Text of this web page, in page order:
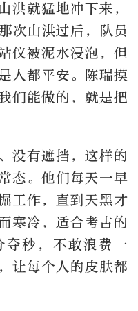
洪就猛地冲下来，
次山洪过后，队员
仪被泥水浸泡，但
人都平安。陈瑞摸
们能做的，就是把
没有遮挡，这样的
态。他们每天一早
工作，直到天黑才
寒冷，适合考古的
夺秒，不敢浪费一
让每个人的皮肤都